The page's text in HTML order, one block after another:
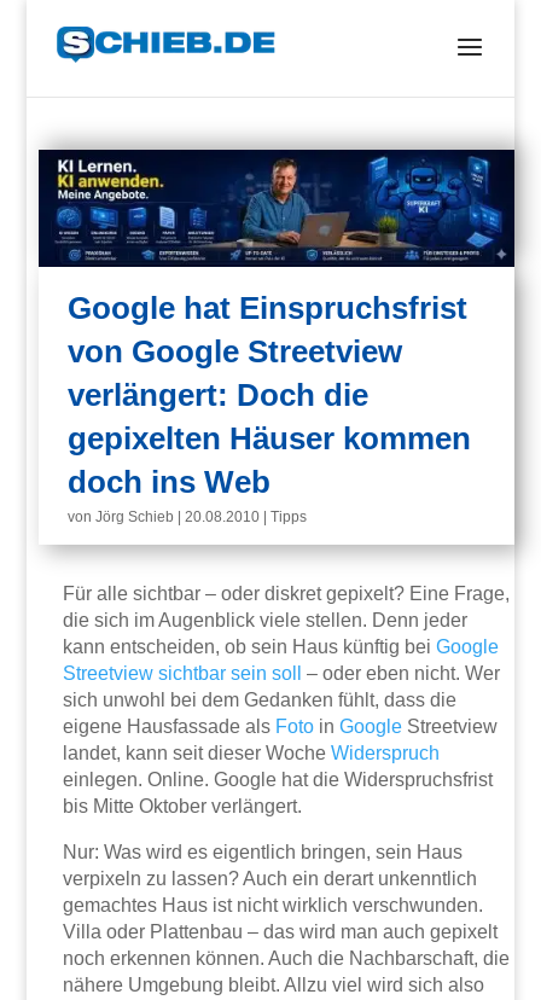
Google hat Einspruchsfrist
von Google Streetview
verlängert: Doch die
gepixelten Häuser kommen
doch ins Web
vonJörg Schieb |20.08.2010 |Tipps
Für alle sichtbar – oder diskret gepixelt? Eine Frage,
die sich im Augenblick viele stellen. Denn jeder
kann entscheiden, ob sein Haus künftig beiGoogle
Streetview sichtbar sein soll
– oder eben nicht. Wer
sich unwohl bei dem Gedanken fühlt, dass die
eigene Hausfassade als Foto inGoogle Streetview
landet, kann seit dieser WocheWiderspruch
einlegen. Online. Google hat die Widerspruchsfrist
bis Mitte Oktober verlängert.
Nur: Was wird es eigentlich bringen, sein Haus
verpixeln zu lassen? Auch ein derart unkenntlich
gemachtes Haus ist nicht wirklich verschwunden.
Villa oder Plattenbau – das wird man auch gepixelt
noch erkennen können. Auch die Nachbarschaft, die
nähere Umgebung bleibt. Allzu viel wird sich also